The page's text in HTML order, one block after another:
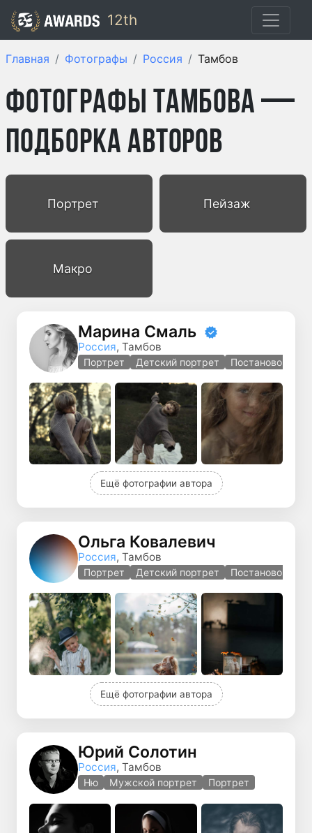
12th
Главная Фотографы Россия Тамбов
Фотографы Тамбова —
подборка авторов
Портрет Пейзаж
Макро
Марина Смаль
Россия, Тамбов
Портрет Детский портрет Постановочная
Ещё фотографии автора
Ольга Ковалевич
Россия, Тамбов
Портрет Детский портрет Постановочная
Ещё фотографии автора
Юрий Солотин
Россия, Тамбов
Ню Мужской портрет Портрет